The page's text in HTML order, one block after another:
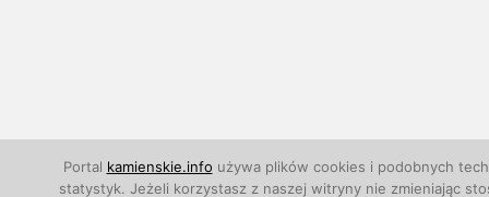
Portal kamienskie.info używa plików cookies i podobnych
statystyk. Jeżeli korzystasz z naszej witryny nie zmieniając